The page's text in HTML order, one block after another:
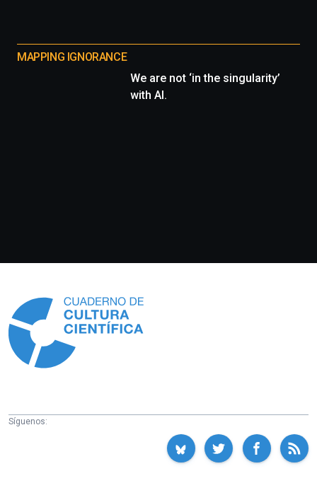
MAPPING IGNORANCE
We are not ‘in the singularity’
with AI.
Síguenos: